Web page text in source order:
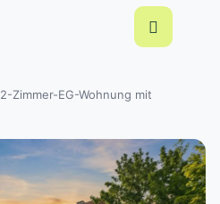
2-Zimmer-EG-Wohnung mit